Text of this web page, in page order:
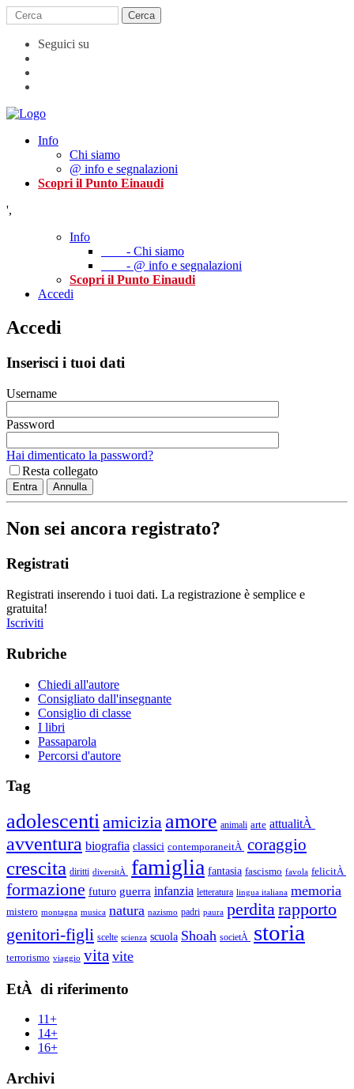
Seguici su
Info
Chi siamo
@ info e segnalazioni
Scopri il Punto Einaudi
',
Info
- Chi siamo
- @ info e segnalazioni
Scopri il Punto Einaudi
Accedi
Accedi
Inserisci i tuoi dati
Username
Password
Hai dimenticato la password?
Resta collegato
Non sei ancora registrato?
Registrati
Registrati inserendo i tuoi dati. La registrazione è semplice e
gratuita!
Iscriviti
Rubriche
Chiedi all'autore
Consigliato dall'insegnante
Consiglio di classe
I libri
Passaparola
Percorsi d'autore
Tag
adolescentiamicizia amore animali arte attualitÀ
avventura biografia classici contemporaneitÀ coraggio
crescita diritti diversitÀ famiglia fantasia fascismo favola felicitÀ
formazione futuro guerra infanzia letteratura lingua italiana memoria
mistero montagna musica natura nazismo padri paura perditarapporto
genitori-figli scelte scienza scuola Shoah societÀ storia
terrorismo viaggio vita vite
EtÀ di riferimento
11+
14+
16+
Archivi